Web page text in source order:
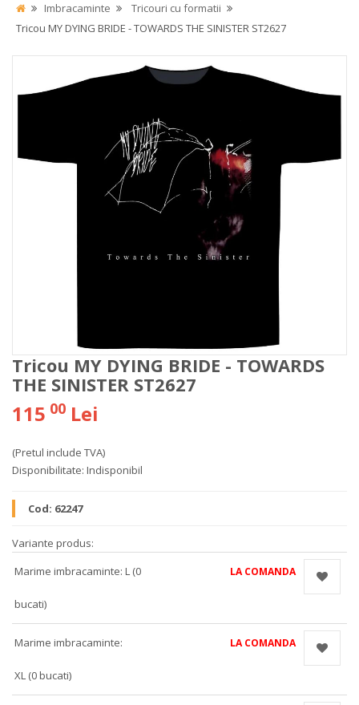
Imbracaminte
Tricouri cu formatii
Tricou MY DYING BRIDE - TOWARDS THE SINISTER ST2627
Tricou MY DYING BRIDE - TOWARDS
THE SINISTER ST2627
115 00 Lei
(Pretul include TVA)
Disponibilitate: Indisponibil
Cod: 62247
Variante produs:
Marime imbracaminte: L (0
bucati)
LA COMANDA
Marime imbracaminte:
XL (0 bucati)
LA COMANDA